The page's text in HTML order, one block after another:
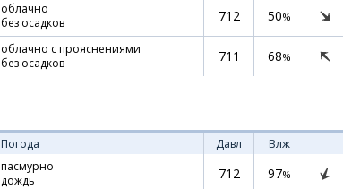
облачно
без осадков
712 50%
облачно с прояснениями
без осадков
711 68%
Погода Давл Влж
пасмурно
дождь
712 97%